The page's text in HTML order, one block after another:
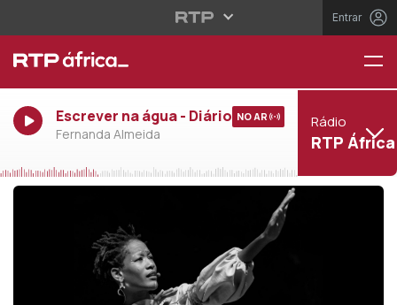
Entrar
Escrever na água - Diário
Fernanda Almeida
NO AR Rádio
RTP África